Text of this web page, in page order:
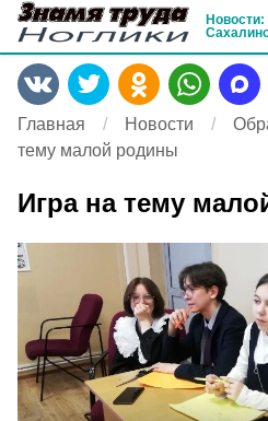
Новости:
Главная Новости
тему малой родины
Игра на тему